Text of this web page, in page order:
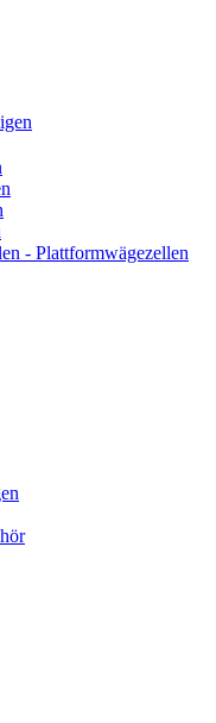
- Plattformwägezellen